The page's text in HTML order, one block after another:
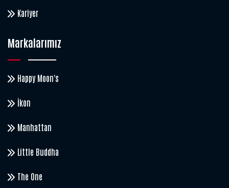
Kariyer
Markalarımız
Happy Moon's
İkon
Manhattan
Little Buddha
The One